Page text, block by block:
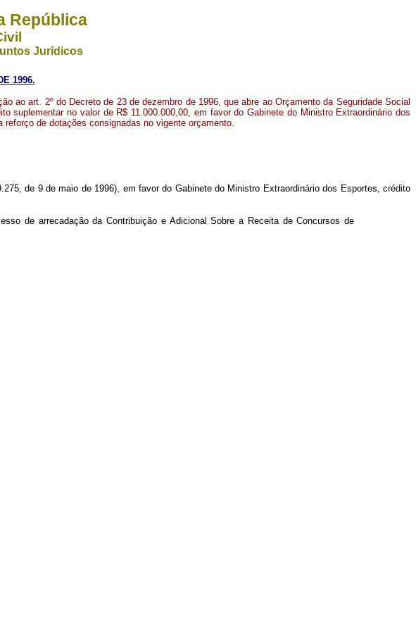
República
Jurídicos
1996.
ao art. 2º do Decreto de 23 de dezembro de 1996, que abre ao Orçamento da Seguridade Social
suplementar no valor de R$ 11.000.000,00, em favor do Gabinete do Ministro Extraordinário dos
reforço de dotações consignadas no vigente orçamento.
de 9 de maio de 1996), em favor do Gabinete do Ministro Extraordinário dos Esportes, crédito
de arrecadação da Contribuição e Adicional Sobre a Receita de Concursos de